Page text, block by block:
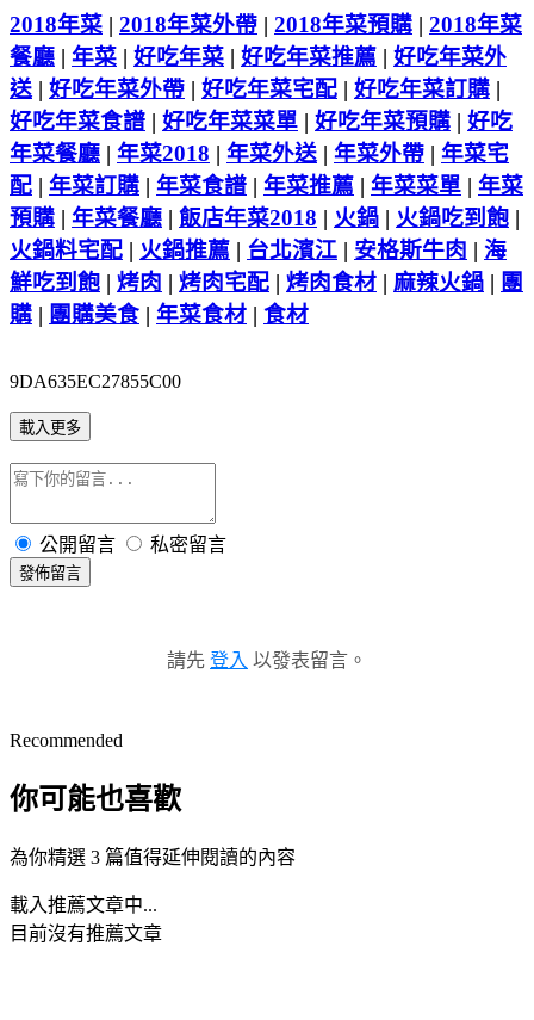
2018年菜 | 2018年菜外帶 | 2018年菜預購 | 2018年菜
餐廳 | 年菜 | 好吃年菜 | 好吃年菜推薦 | 好吃年菜外
送 | 好吃年菜外帶 | 好吃年菜宅配 | 好吃年菜訂購 |
好吃年菜食譜 | 好吃年菜菜單 | 好吃年菜預購 | 好吃
年菜餐廳 | 年菜2018 | 年菜外送 | 年菜外帶 | 年菜宅
配 | 年菜訂購 | 年菜食譜 | 年菜推薦 | 年菜菜單 | 年菜
預購 | 年菜餐廳 | 飯店年菜2018 | 火鍋 | 火鍋吃到飽 |
火鍋料宅配 | 火鍋推薦 | 台北濱江 | 安格斯牛肉 | 海
鮮吃到飽 | 烤肉 | 烤肉宅配 | 烤肉食材 | 麻辣火鍋 | 團
購 | 團購美食 | 年菜食材 | 食材
9DA635EC27855C00
載入更多
公開留言 私密留言
發佈留言
請先 登入 以發表留言。
Recommended
你可能也喜歡
為你精選 3 篇值得延伸閱讀的內容
載入推薦文章中...
目前沒有推薦文章